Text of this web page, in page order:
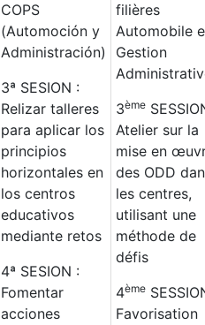
COPS
(Automoción y
Administración)
3ª SESION :
Relizar talleres
para aplicar los
principios
horizontales en
los centros
educativos
mediante retos
4ª SESION :
Fomentar
acciones
filières
Automobile
Gestion
3ème
Atelier sur la
mise en
des ODD
les centres,
utilisant une
méthode de
défis
4ème
Favorisation